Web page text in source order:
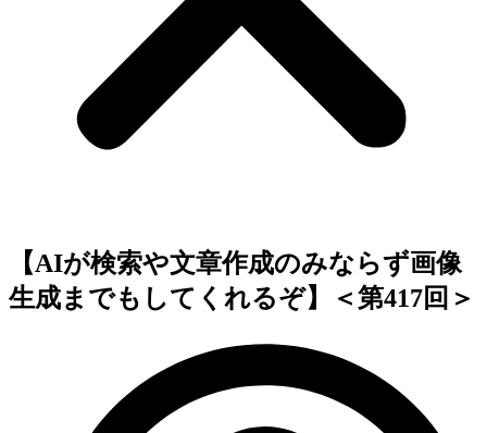
【AIが検索や文章作成のみならず画像
生成までもしてくれるぞ】＜第417回＞